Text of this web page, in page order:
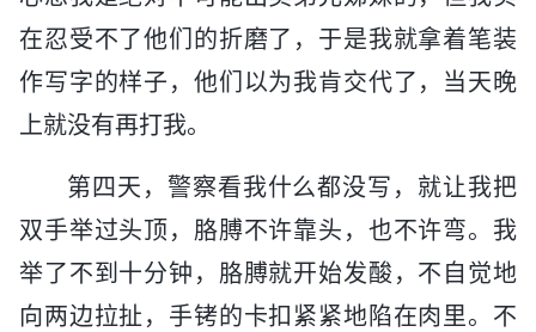
在忍受不了他们的折磨了，于是我就拿着笔装
作写字的样子，他们以为我肯交代了，当天晚
上就没有再打我。
第四天，警察看我什么都没写，就让我把
双手举过头顶，胳膊不许靠头，也不许弯。我
举了不到十分钟，胳膊就开始发酸，不自觉地
向两边拉扯，手铐的卡扣紧紧地陷在肉里。不